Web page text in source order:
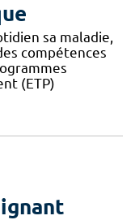
sa maladie,
compétences
(ETP)